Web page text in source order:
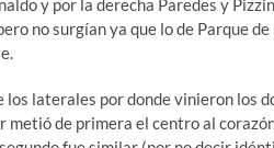
y por la derecha Paredes y
no surgían ya que lo de Parque
los laterales por donde vinieron los
metió de primera el centro al